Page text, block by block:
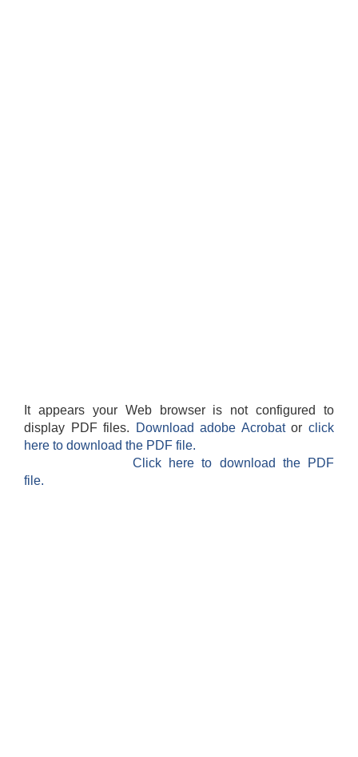
It appears your Web browser is not configured to
display PDF files.
Download adobe Acrobatorclick
here to download the PDF file.
Click here to download the PDF
file.